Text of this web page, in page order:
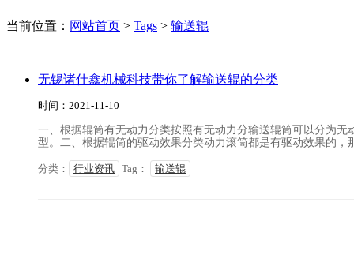
当前位置： 网站首页 > Tags > 输送辊
无锡诸仕鑫机械科技带你了解输送辊的分类
时间：2021-11-10
一、根据辊筒有无动力分类按照有无动力分输送辊筒可以分为
型。二、根据辊筒的驱动效果分类动力滚筒都是有驱动效果的，
分类： 行业资讯 Tag： 输送辊